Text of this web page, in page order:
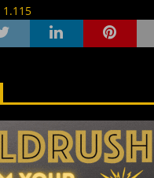
1.115